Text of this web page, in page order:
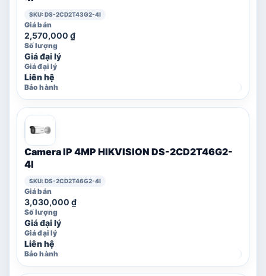
SKU: DS-2CD2T43G2-4I
2,570,000 ₫
Giá đại lý
Liên hệ
Camera IP 4MP HIKVISION DS-2CD2T46G2-
4I
SKU: DS-2CD2T46G2-4I
3,030,000 ₫
Giá đại lý
Liên hệ